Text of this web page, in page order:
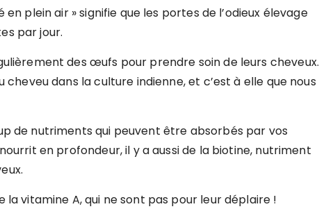
en plein air » signifie que les portes de l’odieux élevage
par jour.
des œufs pour prendre soin de leurs cheveux.
cheveu dans la culture indienne, et c’est à elle que nous
de nutriments qui peuvent être absorbés par vos
en profondeur, il y a aussi de la biotine, nutriment
la vitamine A, qui ne sont pas pour leur déplaire !